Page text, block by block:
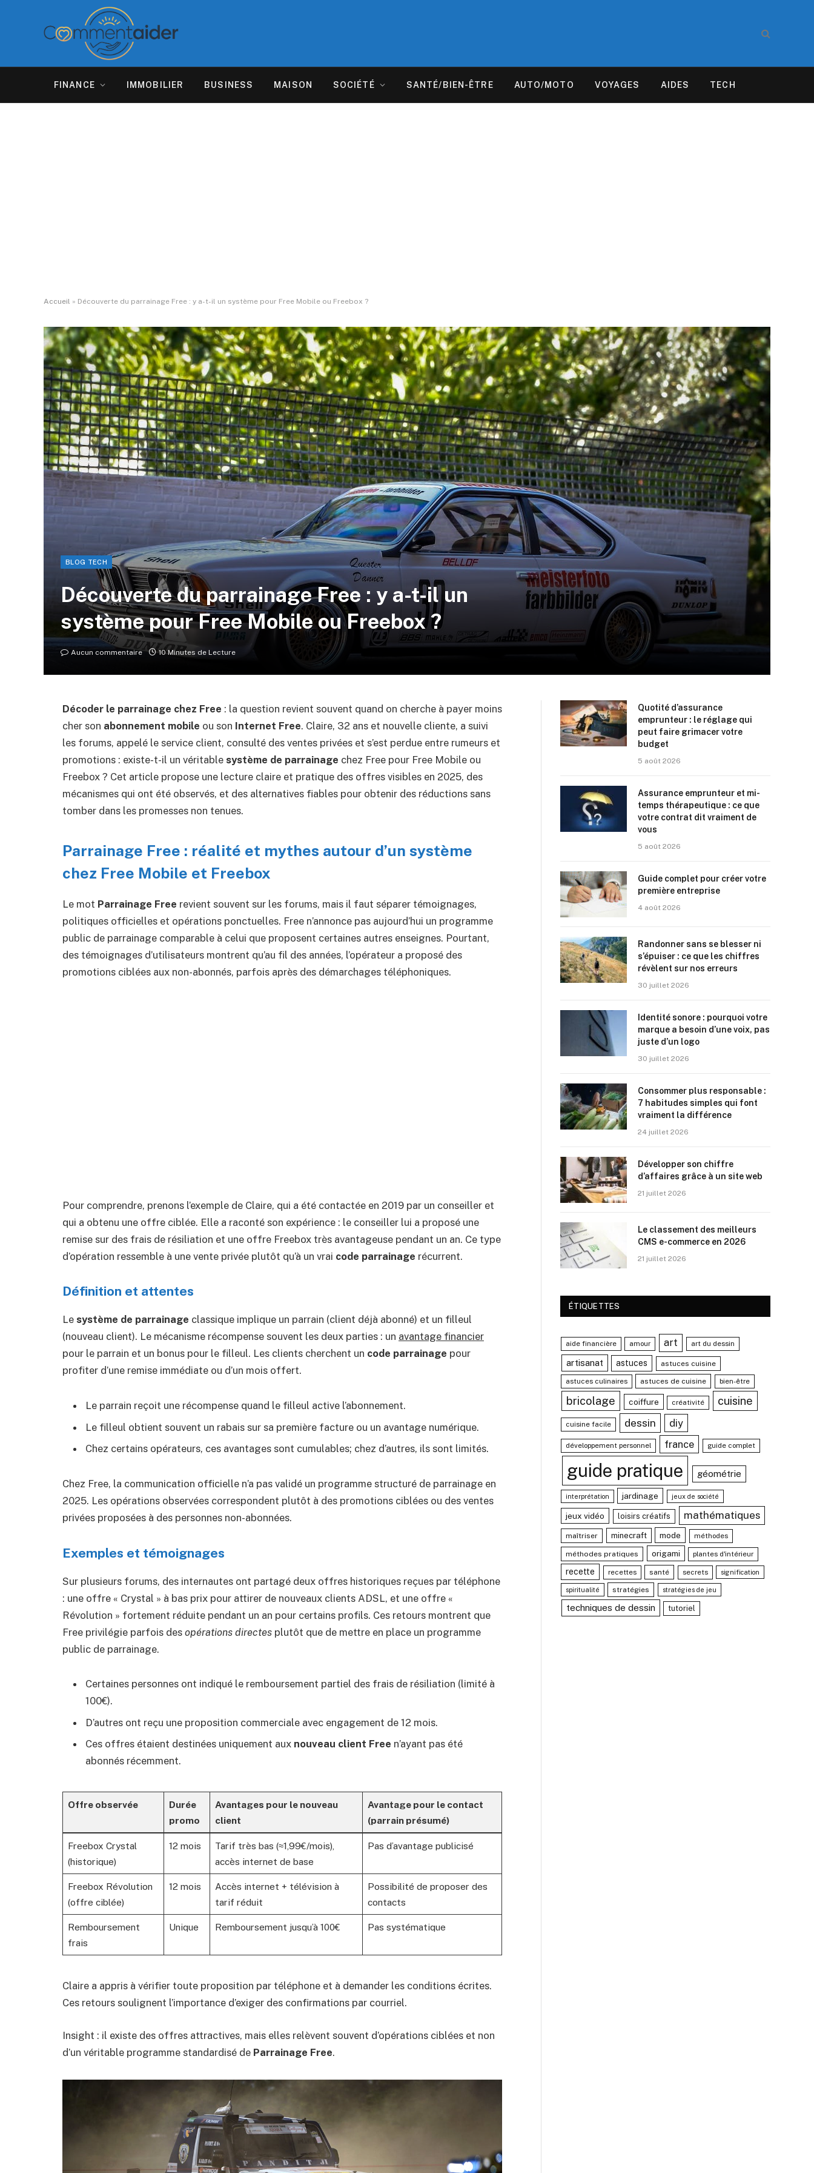
FINANCE IMMOBILIER BUSINESS MAISON SOCIÉTÉ SANTÉ/BIEN-ÊTRE AUTO/MOTO VOYAGES AIDES TECH
Accueil » Découverte du parrainage Free : y a-t-il un système pour Free Mobile ou Freebox ?
BLOG TECH
Découverte du parrainage Free : y a-t-il un
système pour Free Mobile ou Freebox ?
Aucun commentaire 10 Minutes de Lecture
Décoder le parrainage chez Free : la question revient souvent quand on cherche à payer moins
cher son abonnement mobile ou son Internet Free. Claire, 32 ans et nouvelle cliente, a suivi
les forums, appelé le service client, consulté des ventes privées et s’est perdue entre rumeurs et
promotions : existe-t-il un véritable système de parrainage chez Free pour Free Mobile ou
Freebox ? Cet article propose une lecture claire et pratique des offres visibles en 2025, des
mécanismes qui ont été observés, et des alternatives fiables pour obtenir des réductions sans
tomber dans les promesses non tenues.
Parrainage Free : réalité et mythes autour d’un système
chez Free Mobile et Freebox
Le mot Parrainage Free revient souvent sur les forums, mais il faut séparer témoignages,
politiques officielles et opérations ponctuelles. Free n’annonce pas aujourd’hui un programme
public de parrainage comparable à celui que proposent certaines autres enseignes. Pourtant,
des témoignages d’utilisateurs montrent qu’au fil des années, l’opérateur a proposé des
promotions ciblées aux non-abonnés, parfois après des démarchages téléphoniques.
Pour comprendre, prenons l’exemple de Claire, qui a été contactée en 2019 par un conseiller et
qui a obtenu une offre ciblée. Elle a raconté son expérience : le conseiller lui a proposé une
remise sur des frais de résiliation et une offre Freebox très avantageuse pendant un an. Ce type
d’opération ressemble à une vente privée plutôt qu’à un vrai code parrainage récurrent.
Définition et attentes
Le système de parrainage classique implique un parrain (client déjà abonné) et un filleul
(nouveau client). Le mécanisme récompense souvent les deux parties : un avantage financier
pour le parrain et un bonus pour le filleul. Les clients cherchent un code parrainage pour
profiter d’une remise immédiate ou d’un mois offert.
Le parrain reçoit une récompense quand le filleul active l’abonnement.
Le filleul obtient souvent un rabais sur sa première facture ou un avantage numérique.
Chez certains opérateurs, ces avantages sont cumulables; chez d’autres, ils sont limités.
Chez Free, la communication officielle n’a pas validé un programme structuré de parrainage en
2025. Les opérations observées correspondent plutôt à des promotions ciblées ou des ventes
privées proposées à des personnes non-abonnées.
Exemples et témoignages
Sur plusieurs forums, des internautes ont partagé deux offres historiques reçues par téléphone
: une offre « Crystal » à bas prix pour attirer de nouveaux clients ADSL, et une offre «
Révolution » fortement réduite pendant un an pour certains profils. Ces retours montrent que
Free privilégie parfois des opérations directes plutôt que de mettre en place un programme
public de parrainage.
Certaines personnes ont indiqué le remboursement partiel des frais de résiliation (limité à
100€).
D’autres ont reçu une proposition commerciale avec engagement de 12 mois.
Ces offres étaient destinées uniquement aux nouveau client Free n’ayant pas été
abonnés récemment.
Offre observée
Durée
promo
Avantages pour le nouveau
client
Avantage pour le contact
(parrain présumé)
Freebox Crystal
(historique)
12 mois
Tarif très bas (≈1,99€/mois),
accès internet de base
Pas d’avantage publicisé
Freebox Révolution
(offre ciblée)
12 mois
Accès internet + télévision à
tarif réduit
Possibilité de proposer des
contacts
Remboursement
frais
Unique Remboursement jusqu’à 100€ Pas systématique
Claire a appris à vérifier toute proposition par téléphone et à demander les conditions écrites.
Ces retours soulignent l’importance d’exiger des confirmations par courriel.
Insight : il existe des offres attractives, mais elles relèvent souvent d’opérations ciblées et non
d’un véritable programme standardisé de Parrainage Free.
Quotité d’assurance
emprunteur : le réglage qui
peut faire grimacer votre
budget
5 août 2026
Assurance emprunteur et mi-
temps thérapeutique : ce que
votre contrat dit vraiment de
vous
5 août 2026
Guide complet pour créer votre
première entreprise
4 août 2026
Randonner sans se blesser ni
s’épuiser : ce que les chiffres
révèlent sur nos erreurs
30 juillet 2026
Identité sonore : pourquoi votre
marque a besoin d’une voix, pas
juste d’un logo
30 juillet 2026
Consommer plus responsable :
7 habitudes simples qui font
vraiment la différence
24 juillet 2026
Développer son chiffre
d’affaires grâce à un site web
21 juillet 2026
Le classement des meilleurs
CMS e-commerce en 2026
21 juillet 2026
ÉTIQUETTES
aide financière amour art art du dessin
artisanat astuces astuces cuisine
astuces culinaires astuces de cuisine bien-être
bricolage coiffure créativité cuisine
cuisine facile dessin diy
développement personnel france guide complet
guide pratique géométrie
interprétation jardinage jeux de société
jeux vidéo loisirs créatifs mathématiques
maîtriser minecraft mode méthodes
méthodes pratiques origami plantes d'intérieur
recette recettes santé secrets signification
spiritualité stratégies stratégies de jeu
techniques de dessin tutoriel